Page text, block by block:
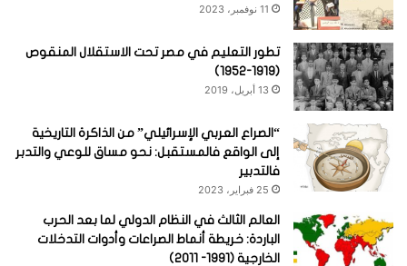
11 نوفمبر، 2023
تطور التعليم في مصر تحت الاستقلال المنقوص
(1919-1952)
13 أبريل، 2019
“الصراع العربي الإسرائيلي” من الذاكرة التاريخية
إلى الواقع فالمستقبل: نحو مساق للوعي والتدبر
فالتدبير
25 فبراير، 2023
العالم الثالث في النظام الدولي لما بعد الحرب
الباردة: خريطة أنماط الصراعات وأدوات التدخلات
الخارجية (1991- 2011)